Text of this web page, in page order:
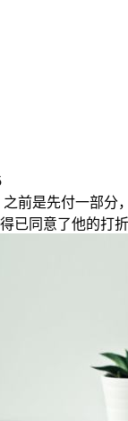
前是先付一部
已同意了他的打